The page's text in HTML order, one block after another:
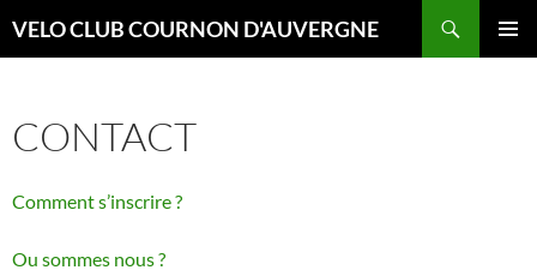
auVELO CLUB COURNON D'AUVERGNE
CONTACT
Comment s’inscrire ?
Ou sommes nous ?
00:00
01:00
02:00